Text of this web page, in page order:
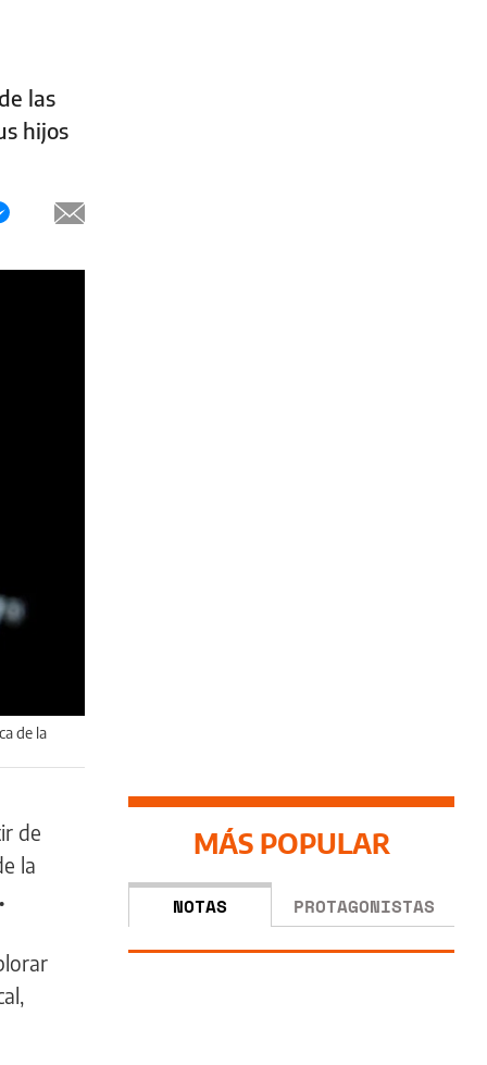
las
hijos
de la
de
la
MÁS POPULAR
NOTAS PROTAGONISTAS